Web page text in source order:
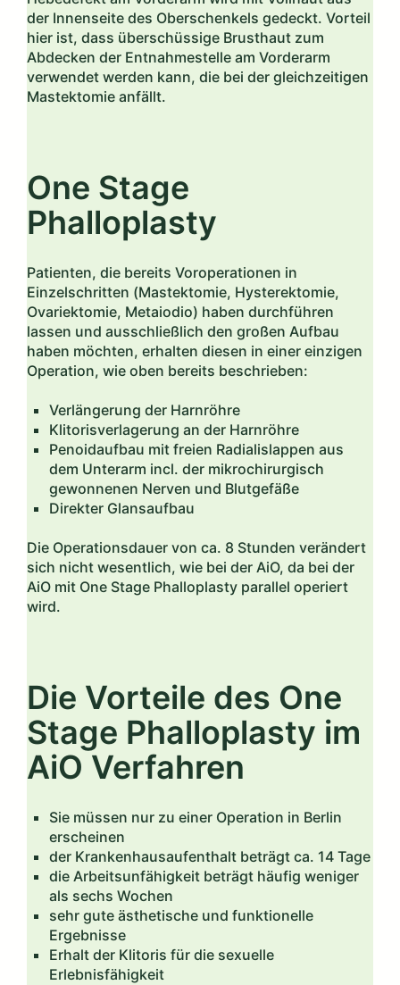
der Innenseite des Oberschenkels gedeckt. Vorteil
hier ist, dass überschüssige Brusthaut zum
Abdecken der Entnahmestelle am Vorderarm
verwendet werden kann, die bei der gleichzeitigen
Mastektomie anfällt.
One Stage
Phalloplasty
Patienten, die bereits Voroperationen in
Einzelschritten (Mastektomie, Hysterektomie,
Ovariektomie, Metaiodio) haben durchführen
lassen und ausschließlich den großen Aufbau
haben möchten, erhalten diesen in einer einzigen
Operation, wie oben bereits beschrieben:
Verlängerung der Harnröhre
Klitorisverlagerung an der Harnröhre
Penoidaufbau mit freien Radialislappen aus
dem Unterarm incl. der mikrochirurgisch
gewonnenen Nerven und Blutgefäße
Direkter Glansaufbau
Die Operationsdauer von ca. 8 Stunden verändert
sich nicht wesentlich, wie bei der AiO, da bei der
AiO mit One Stage Phalloplasty parallel operiert
wird.
Die Vorteile des One
Stage Phalloplasty im
AiO Verfahren
Sie müssen nur zu einer Operation in Berlin
erscheinen
der Krankenhausaufenthalt beträgt ca. 14 Tage
die Arbeitsunfähigkeit beträgt häufig weniger
als sechs Wochen
sehr gute ästhetische und funktionelle
Ergebnisse
Erhalt der Klitoris für die sexuelle
Erlebnisfähigkeit